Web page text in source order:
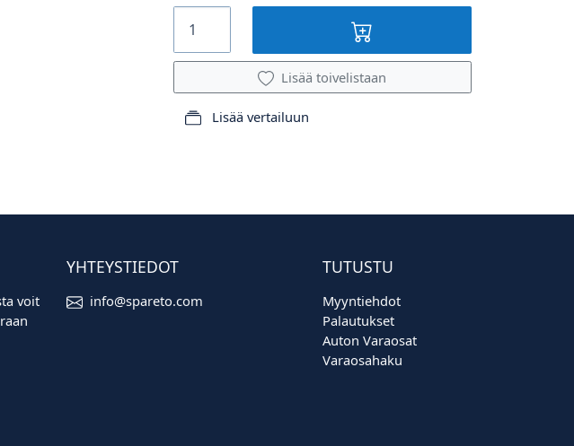
Lisää toivelistaan
Lisää vertailuun
voit
YHTEYSTIEDOT
info@spareto.com
TUTUSTU
Myyntiehdot
Palautukset
Auton Varaosat
Varaosahaku